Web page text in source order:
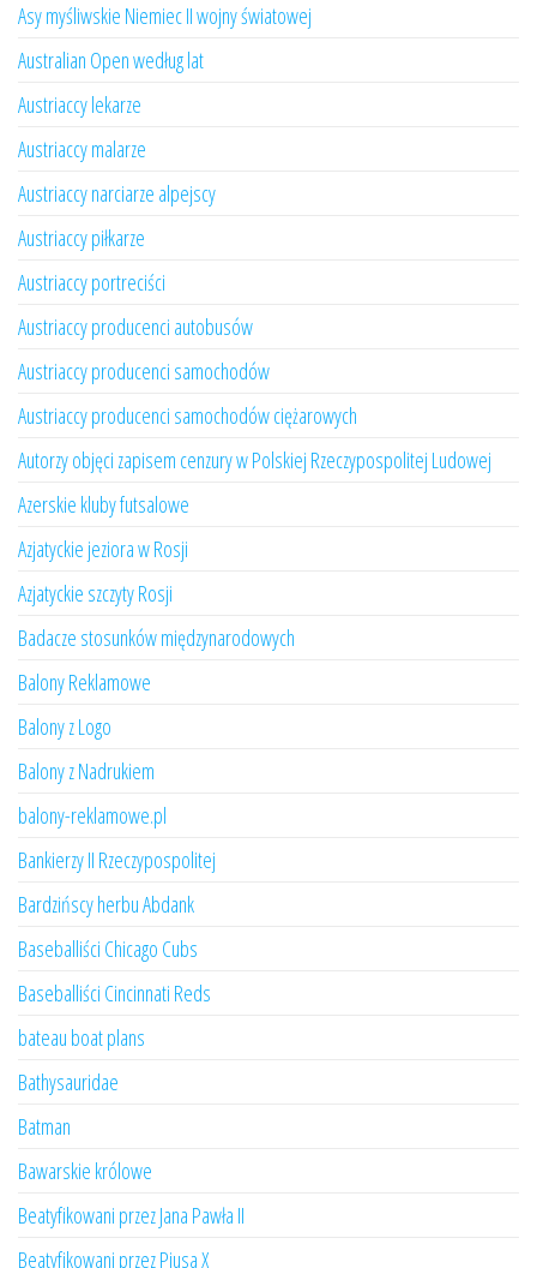
Asy myśliwskie Niemiec II wojny światowej
Australian Open według lat
Austriaccy lekarze
Austriaccy malarze
Austriaccy narciarze alpejscy
Austriaccy piłkarze
Austriaccy portreciści
Austriaccy producenci autobusów
Austriaccy producenci samochodów
Austriaccy producenci samochodów ciężarowych
Autorzy objęci zapisem cenzury w Polskiej Rzeczypospolitej Ludowej
Azerskie kluby futsalowe
Azjatyckie jeziora w Rosji
Azjatyckie szczyty Rosji
Badacze stosunków międzynarodowych
Balony Reklamowe
Balony z Logo
Balony z Nadrukiem
balony-reklamowe.pl
Bankierzy II Rzeczypospolitej
Bardzińscy herbu Abdank
Baseballiści Chicago Cubs
Baseballiści Cincinnati Reds
bateau boat plans
Bathysauridae
Batman
Bawarskie królowe
Beatyfikowani przez Jana Pawła II
Beatyfikowani przez Piusa X